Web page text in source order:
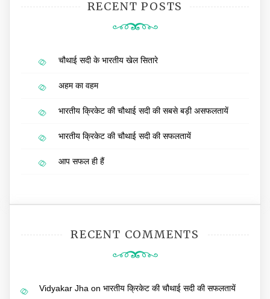
RECENT POSTS
चौथाई सदी के भारतीय खेल सितारे
अहम का वहम
भारतीय क्रिकेट की चौथाई सदी की सबसे बड़ी असफलतायें
भारतीय क्रिकेट की चौथाई सदी की सफलतायें
आप सफल ही हैं
RECENT COMMENTS
Vidyakar Jha on भारतीय क्रिकेट की चौथाई सदी की सफलतायें